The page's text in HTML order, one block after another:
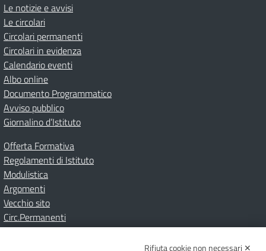
Le notizie e avvisi
Le circolari
Circolari permanenti
Circolari in evidenza
Calendario eventi
Albo online
Documento Programmatico
Avviso pubblico
Giornalino d’Istituto
Offerta Formativa
Regolamenti di Istituto
Modulistica
Argomenti
Vecchio sito
Circ.Permanenti
Rifiuta cookie non necessari ✕